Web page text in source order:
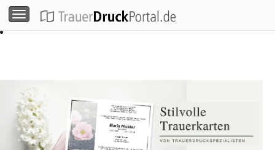
Menü umschalten